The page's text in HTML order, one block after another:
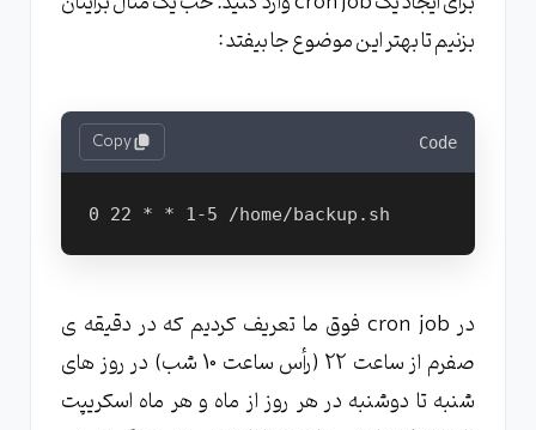
بزنیم تا بهتر این موضوع جا بیفتد :
Code
Copy
در cron job فوق ما تعریف کردیم که در دقیقه ی
صفرم از ساعت 22 (رأس ساعت 10 شب) در روز های
شنبه تا دوشنبه در هر روز از ماه و هر ماه اسکریپت